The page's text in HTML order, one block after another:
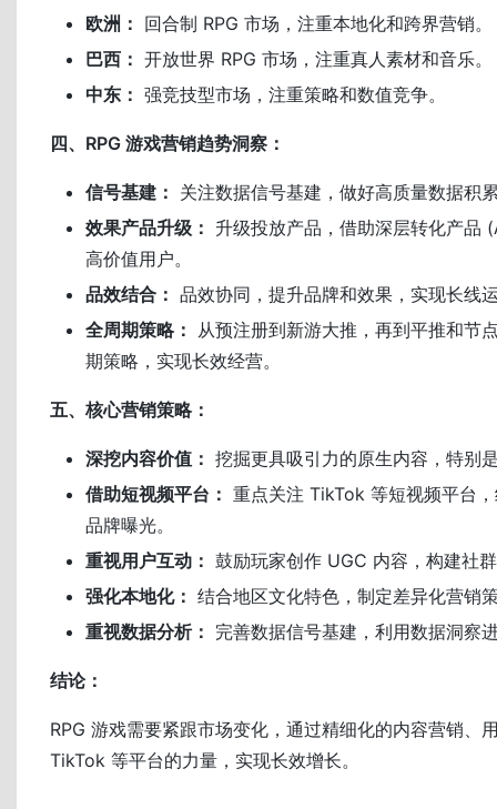
欧洲： 回合制 RPG 市场，注重本地化和跨界营销。
巴西： 开放世界 RPG 市场，注重真人素材和音乐。
中东： 强竞技型市场，注重策略和数值竞争。
四、RPG 游戏营销趋势洞察：
信号基建： 关注数据信号基建，做好高质量数据积
效果产品升级： 升级投放产品，借助深层转化产品
高价值用户。
品效结合： 品效协同，提升品牌和效果，实现长线
全周期策略：
从预注册到新游大推，再到平推和节
期策略，实现长效经营。
五、核心营销策略：
深挖内容价值： 挖掘更具吸引力的原生内容，特别
借助短视频平台： 重点关注 TikTok 等短视频平台
品牌曝光。
重视用户互动： 鼓励玩家创作 UGC 内容，构建社
强化本地化： 结合地区文化特色，制定差异化营销
重视数据分析： 完善数据信号基建，利用数据洞察
结论：
RPG 游戏需要紧跟市场变化，通过精细化的内容营销、
TikTok 等平台的力量，实现长效增长。